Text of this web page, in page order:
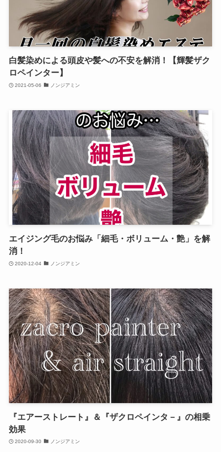
白髪染めによる頭皮や髪への不安を解消！【輝髪ザク
ロペインター】
2021-05-06 ノンジアミン
エイジング毛のお悩み「細毛・ボリューム・艶」を解
消！
2020-12-04 ノンジアミン
『エアーストレート』＆『ザクロペインタ－』の相乗
効果
2020-09-30 ノンジアミン